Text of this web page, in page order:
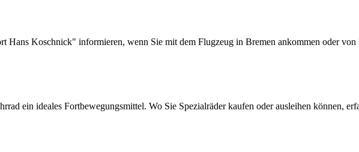
Hans Koschnick" informieren, wenn Sie mit dem Flugzeug in Bremen ankommen oder
ein ideales Fortbewegungsmittel. Wo Sie Spezialräder kaufen oder ausleihen können,